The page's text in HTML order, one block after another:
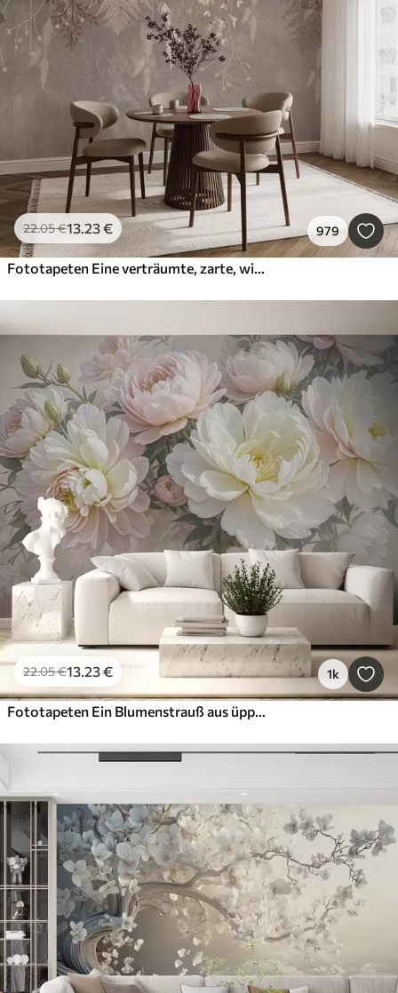
22.05€13.23€ 979
Fototapeten Eine verträumte, zarte, wispy Pflanzen, Ährchen und Blumen in braunen Pastellfarben vor einem dunstigen, strukturierten Hintergrund
22.05€13.23€ 1k
Fototapeten Ein Blumenstrauß aus üppigen, pastellfarbenen Pfingstrosen und anderen Blumen vor einem weichen, unscharfen Hintergrund